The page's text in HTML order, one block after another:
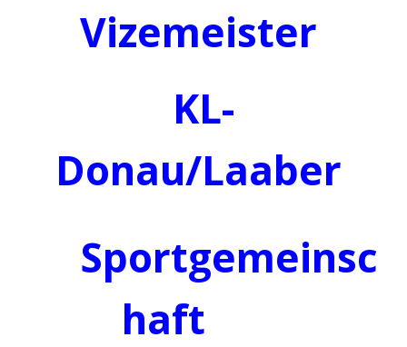
Vizemeister
KL-
Donau/Laaber
Sportgemeinsc
haft